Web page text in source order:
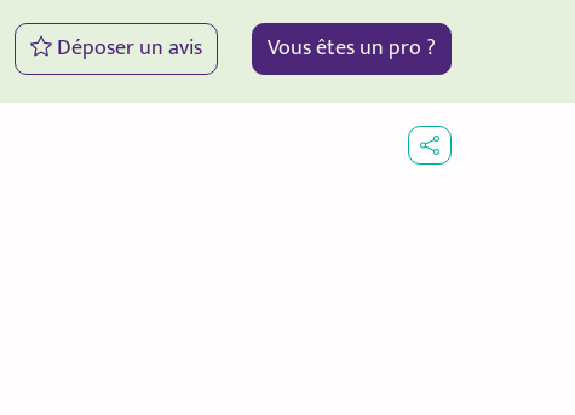
Déposer un avis Vous êtes un pro ?